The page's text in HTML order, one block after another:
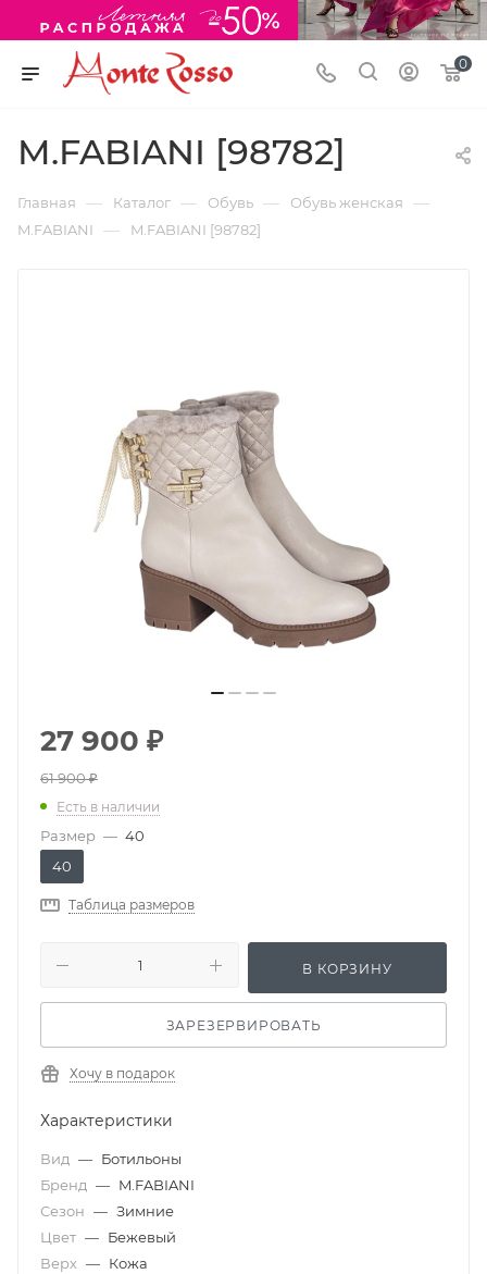
0
M.FABIANI [98782]
Главная — Каталог — Обувь — Обувь женская —
M.FABIANI — M.FABIANI [98782]
27 900 ₽
61 900₽
Есть в наличии
Размер — 40
40
Таблица размеров
В КОРЗИНУ
ЗАРЕЗЕРВИРОВАТЬ
Хочу в подарок
Характеристики
Вид — Ботильоны
Бренд — M.FABIANI
Сезон — Зимние
Цвет — Бежевый
Верх — Кожа